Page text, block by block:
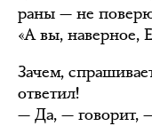
раны — не
«А вы, наверное,
Зачем,
ответил!
— Да, — говорит,